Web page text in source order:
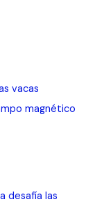
vacas
magnético
desafía las